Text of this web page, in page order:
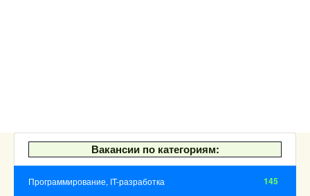
Вакансии по категориям:
Программирование, IT-разработка 145